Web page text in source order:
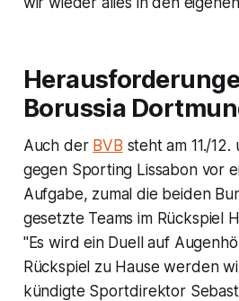
Borussia
Auch der BVB steht am 11./
gegen Sporting Lissabon vor
Aufgabe, zumal die beiden
gesetzte Teams im Rückspiel
"Es wird ein Duell auf
Rückspiel zu Hause werden
kündigte Sportdirektor